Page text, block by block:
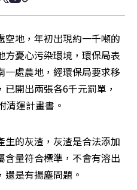
地，年初出現約一千噸的
憂心污染環境，環保局表
一處農地，經環保局要求移
開出兩張各6千元罰單，
清運計畫書。
的灰渣，灰渣是合法添加
含量符合標準，不會有溶出
是有揚塵問題。